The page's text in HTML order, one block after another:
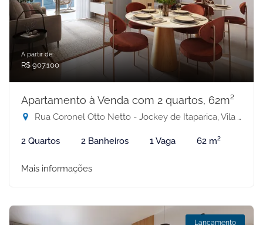
A partir de:
R$ 907.100
Apartamento à Venda com 2 quartos, 62m²
Rua Coronel Otto Netto - Jockey de Itaparica, Vila Velha-ES
2 Quartos 2 Banheiros 1 Vaga 62 m²
Mais informações
Lançamento